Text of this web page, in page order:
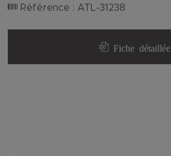
Référence : ATL-31238
Fiche détaillée